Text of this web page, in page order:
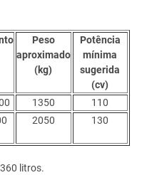
Peso
aproximado
(kg)
Potência
mínima
sugerida
(cv)
1350
110
2050 130
litros.